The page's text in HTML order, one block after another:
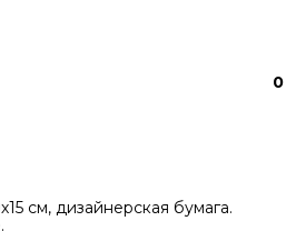
0
см, дизайнерская бумага.